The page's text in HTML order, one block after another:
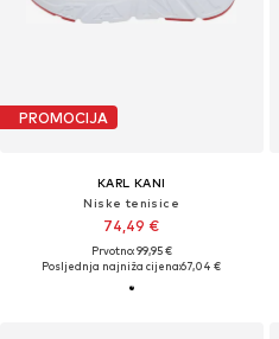
PROMOCIJA
KARL KANI
Niske tenisice
74,49 €
Prvotno: 99,95 €
Posljednja najniža cijena:67,04 €